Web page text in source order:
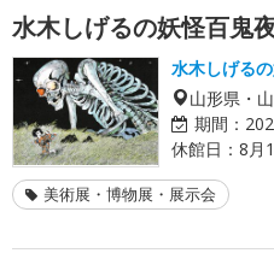
水木しげるの妖怪百鬼
水木しげる
山形県・
期間：
休館日：8月
美術展・博物展・展示会